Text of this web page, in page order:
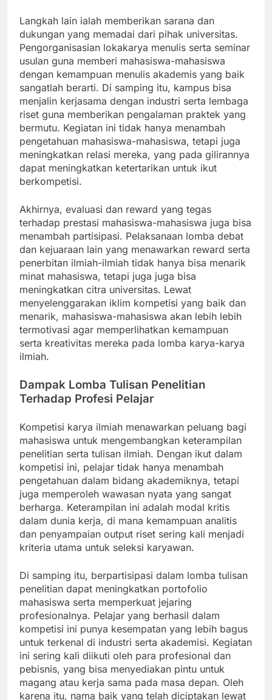
Langkah lain ialah memberikan sarana dan
dukungan yang memadai dari pihak universitas.
Pengorganisasian lokakarya menulis serta seminar
usulan guna memberi mahasiswa-mahasiswa
dengan kemampuan menulis akademis yang baik
sangatlah berarti. Di samping itu, kampus bisa
menjalin kerjasama dengan industri serta lembaga
riset guna memberikan pengalaman praktek yang
bermutu. Kegiatan ini tidak hanya menambah
pengetahuan mahasiswa-mahasiswa, tetapi juga
meningkatkan relasi mereka, yang pada gilirannya
dapat meningkatkan ketertarikan untuk ikut
berkompetisi.
Akhirnya, evaluasi dan reward yang tegas
terhadap prestasi mahasiswa-mahasiswa juga bisa
menambah partisipasi. Pelaksanaan lomba debat
dan kejuaraan lain yang menawarkan reward serta
penerbitan ilmiah-ilmiah tidak hanya bisa menarik
minat mahasiswa, tetapi juga juga bisa
meningkatkan citra universitas. Lewat
menyelenggarakan iklim kompetisi yang baik dan
menarik, mahasiswa-mahasiswa akan lebih lebih
termotivasi agar memperlihatkan kemampuan
serta kreativitas mereka pada lomba karya-karya
ilmiah.
Dampak Lomba Tulisan Penelitian
Terhadap Profesi Pelajar
Kompetisi karya ilmiah menawarkan peluang bagi
mahasiswa untuk mengembangkan keterampilan
penelitian serta tulisan ilmiah. Dengan ikut dalam
kompetisi ini, pelajar tidak hanya menambah
pengetahuan dalam bidang akademiknya, tetapi
juga memperoleh wawasan nyata yang sangat
berharga. Keterampilan ini adalah modal kritis
dalam dunia kerja, di mana kemampuan analitis
dan penyampaian output riset sering kali menjadi
kriteria utama untuk seleksi karyawan.
Di samping itu, berpartisipasi dalam lomba tulisan
penelitian dapat meningkatkan portofolio
mahasiswa serta memperkuat jejaring
profesionalnya. Pelajar yang berhasil dalam
kompetisi ini punya kesempatan yang lebih bagus
untuk terkenal di industri serta akademisi. Kegiatan
ini sering kali diikuti oleh para profesional dan
pebisnis, yang bisa menyediakan pintu untuk
magang atau kerja sama pada masa depan. Oleh
karena itu, nama baik yang telah diciptakan lewat